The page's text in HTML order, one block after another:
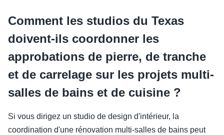
Comment les studios du Texas
doivent-ils coordonner les
approbations de pierre, de tranche
et de carrelage sur les projets multi-
salles de bains et de cuisine ?
Si vous dirigez un studio de design d'intérieur, la
coordination d'une rénovation multi-salles de bains peut